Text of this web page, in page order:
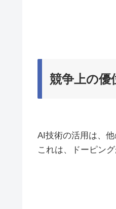
競争上の優
AI技術の活用は、
これは、ドーピン